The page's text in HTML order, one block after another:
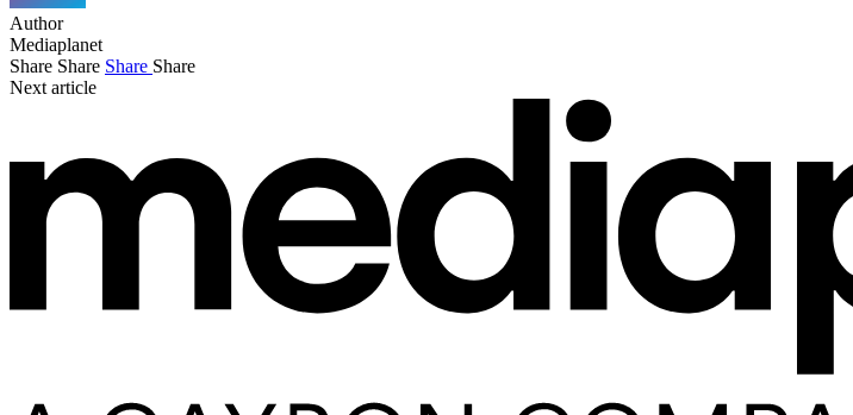
Author
Mediaplanet
Share Share Share Share
Next article